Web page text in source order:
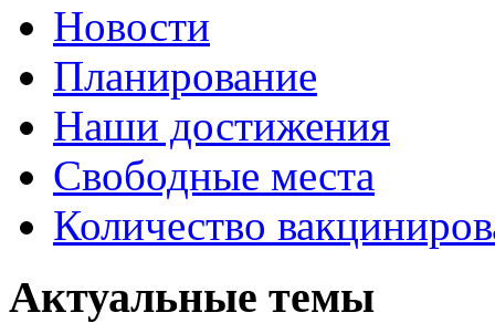
Новости
Планирование
Наши достижения
Свободные места
Количество
Актуальные темы